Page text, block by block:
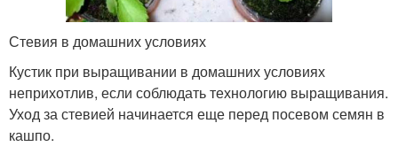
Стевия в домашних условиях
Кустик при выращивании в домашних условиях
неприхотлив, если соблюдать технологию выращивания.
Уход за стевией начинается еще перед посевом семян в
кашпо.